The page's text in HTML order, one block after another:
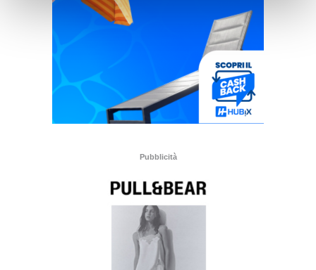
Pubblicità